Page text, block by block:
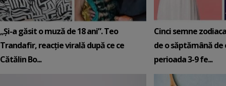
„Și-a găsit o muză de 18 ani”. Teo
Trandafir, reacție virală după ce ce
Cătălin Bo...
Cinci semne
de o săptămână de
perioada 3-9 fe...